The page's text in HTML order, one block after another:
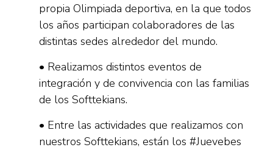
propia Olimpiada deportiva, en la que todos
los años participan colaboradores de las
distintas sedes alrededor del mundo.
• Realizamos distintos eventos de
integración y de convivencia con las familias
de los Softtekians.
• Entre las actividades que realizamos con
nuestros Softtekians, están los #Juevebes